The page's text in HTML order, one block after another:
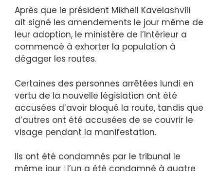
Après que le président Mikheil Kavelashvili
ait signé les amendements le jour même de
leur adoption, le ministère de l’Intérieur a
commencé à exhorter la population à
dégager les routes.
Certaines des personnes arrêtées lundi en
vertu de la nouvelle législation ont été
accusées d’avoir bloqué la route, tandis que
d’autres ont été accusées de se couvrir le
visage pendant la manifestation.
Ils ont été condamnés par le tribunal le